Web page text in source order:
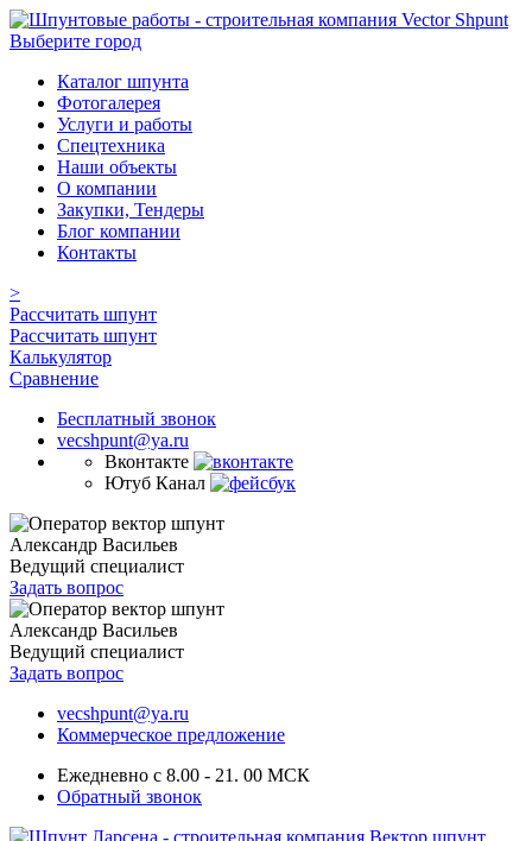
Выберите город
Каталог шпунта
Фотогалерея
Услуги и работы
Спецтехника
Наши объекты
О компании
Закупки, Тендеры
Блог компании
Контакты
>
Рассчитать шпунт
Рассчитать шпунт
Калькулятор
Сравнение
Бесплатный звонок
vecshpunt@ya.ru
Вконтакте
Ютуб Канал
Александр Васильев
Ведущий специалист
Задать вопрос
Александр Васильев
Ведущий специалист
Задать вопрос
vecshpunt@ya.ru
Коммерческое предложение
Ежедневно с 8.00 - 21. 00 МСК
Обратный звонок